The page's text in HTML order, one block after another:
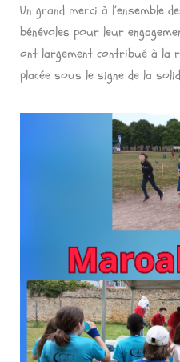
Un grand merci à l’ensemble
bénévoles pour leur
ont largement contribué à la
placée sous le signe de la